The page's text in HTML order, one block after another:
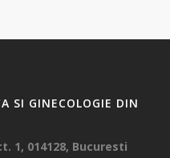
SI GINECOLOGIE DIN
1, 014128, Bucuresti